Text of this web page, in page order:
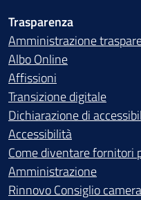
Trasparenza
Amministrazione
Albo Online
Affissioni
Transizione digitale
Dichiarazione di
Accessibilità
Come diventare fornitori
Amministrazione
Rinnovo Consiglio